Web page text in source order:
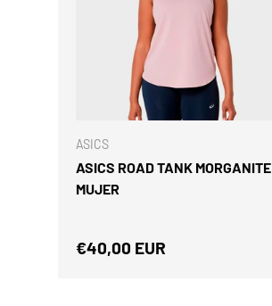
ASICS
ASICS ROAD TANK MORGANITE
MUJER
Precio normal
€40,00 EUR